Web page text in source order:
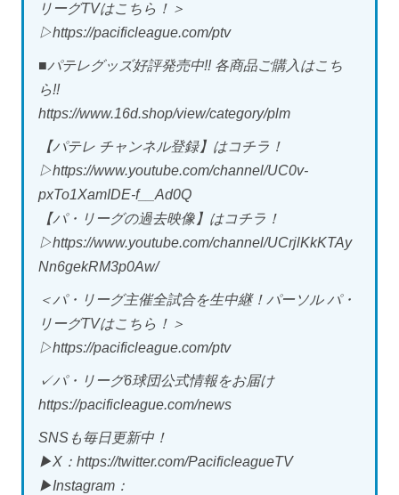
リーグTVはこちら！＞
▷https://pacificleague.com/ptv
■パテレグッズ好評発売中!! 各商品ご購入はこち
ら!!
https://www.16d.shop/view/category/plm
【パテレ チャンネル登録】はコチラ！
▷https://www.youtube.com/channel/UC0v-
pxTo1XamIDE-f__Ad0Q
【パ・リーグの過去映像】はコチラ！
▷https://www.youtube.com/channel/UCrjlKkKTAy
Nn6gekRM3p0Aw/
＜パ・リーグ主催全試合を生中継！パーソル パ・
リーグTVはこちら！＞
▷https://pacificleague.com/ptv
✓パ・リーグ6球団公式情報をお届け
https://pacificleague.com/news
SNSも毎日更新中！
▶X：https://twitter.com/PacificleagueTV
▶Instagram：